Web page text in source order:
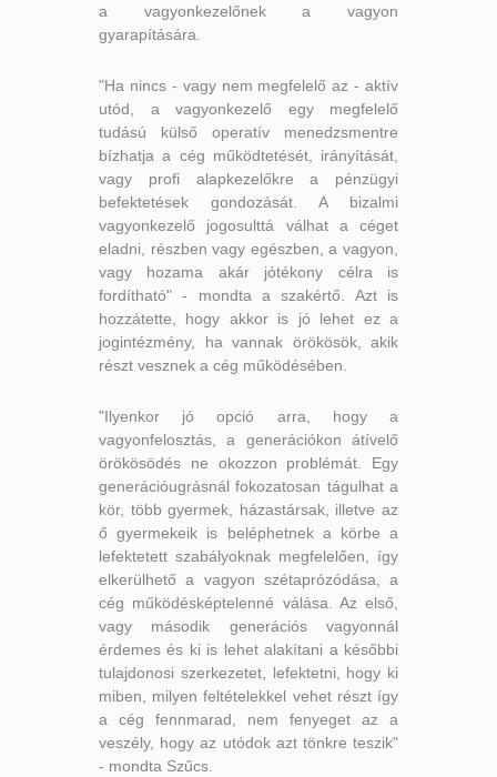
a vagyonkezelőnek a vagyon
gyarapítására.
"Ha nincs - vagy nem megfelelő az - aktív
utód, a vagyonkezelő egy megfelelő
tudású külső operatív menedzsmentre
bízhatja a cég működtetését, irányítását,
vagy profi alapkezelőkre a pénzügyi
befektetések gondozását. A bizalmi
vagyonkezelő jogosulttá válhat a céget
eladni, részben vagy egészben, a vagyon,
vagy hozama akár jótékony célra is
fordítható" - mondta a szakértő. Azt is
hozzátette, hogy akkor is jó lehet ez a
jogintézmény, ha vannak örökösök, akik
részt vesznek a cég működésében.
"Ilyenkor jó opció arra, hogy a
vagyonfelosztás, a generációkon átívelő
örökösödés ne okozzon problémát. Egy
generációugrásnál fokozatosan tágulhat a
kör, több gyermek, házastársak, illetve az
ő gyermekeik is beléphetnek a körbe a
lefektetett szabályoknak megfelelően, így
elkerülhető a vagyon szétaprózódása, a
cég működésképtelenné válása. Az első,
vagy második generációs vagyonnál
érdemes és ki is lehet alakítani a későbbi
tulajdonosi szerkezetet, lefektetni, hogy ki
miben, milyen feltételekkel vehet részt így
a cég fennmarad, nem fenyeget az a
veszély, hogy az utódok azt tönkre teszik"
- mondta Szűcs.